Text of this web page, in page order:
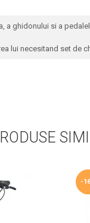
a ghidonului si a
lui necesitand set de
-